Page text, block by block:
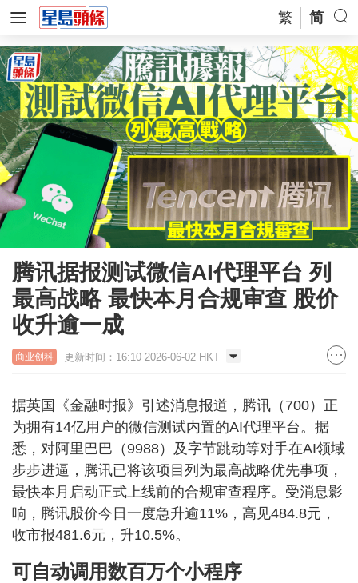
繁 简
腾讯据报测试微信AI代理平台 列
最高战略 最快本月合规审查 股价
收升逾一成
商业创科 更新时间：16:10 2026-06-02 HKT
据英国《金融时报》引述消息报道，腾讯（700）正
为拥有14亿用户的微信测试内置的AI代理平台。据
悉，对阿里巴巴（9988）及字节跳动等对手在AI领域
步步进逼，腾讯已将该项目列为最高战略优先事项，
最快本月启动正式上线前的合规审查程序。受消息影
响，腾讯股价今日一度急升逾11%，高见484.8元，
收市报481.6元，升10.5%。
可自动调用数百万个小程序